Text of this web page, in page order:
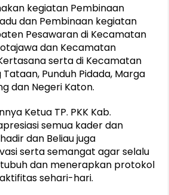
kegiatan Pembinaan
dan Pembinaan kegiatan
Pesawaran di Kecamatan
dan Kecamatan
serta di Kecamatan
Punduh Pidada, Marga
dan Negeri Katon.
Ketua TP. PKK Kab.
semua kader dan
dan Beliau juga
serta semangat agar selalu
dan menerapkan protokol
sehari-hari.